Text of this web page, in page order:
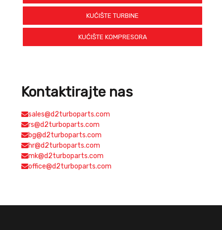
KUĆIŠTE TURBINE
KUĆIŠTE KOMPRESORA
Kontaktirajte nas
sales@d2turboparts.com
rs@d2turboparts.com
bg@d2turboparts.com
hr@d2turboparts.com
mk@d2turboparts.com
office@d2turboparts.com